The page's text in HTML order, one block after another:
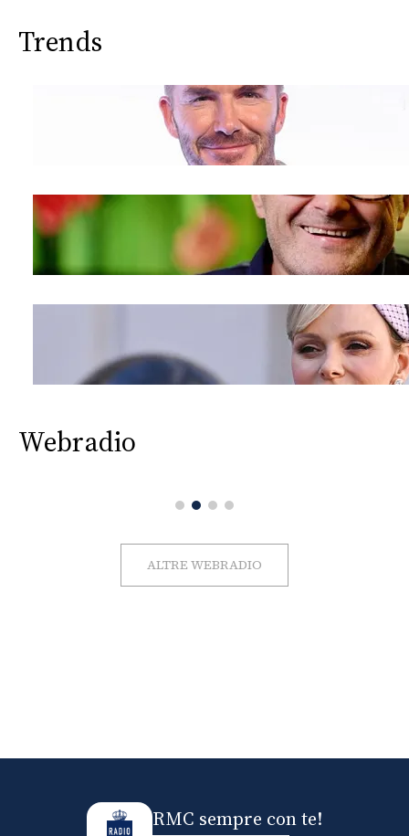
Trends
Webradio
ALTRE WEBRADIO
RMC sempre con te!